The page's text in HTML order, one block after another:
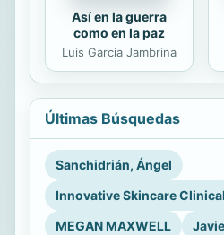
Así en la guerra
como en la paz
Luis García Jambrina
Últimas Búsquedas
Sanchidrián, Ángel
Innovative Skincare Clinical
MEGAN MAXWELL